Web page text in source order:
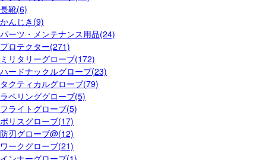
長靴(6)
かんじき(9)
パーツ・メンテナンス用品(24)
プロテクター(271)
ミリタリーグローブ(172)
ハードナックルグローブ(23)
タクティカルグローブ(79)
ラペリンググローブ(5)
フライトグローブ(5)
ポリスグローブ(17)
防刃グローブ@(12)
ワークグローブ(21)